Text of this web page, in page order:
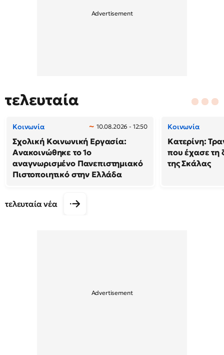
τελευταία
Κοινωνία 10.08.2026 - 12:50
Σχολική Κοινωνική Εργασία:
Ανακοινώθηκε το 1ο
αναγνωρισμένο Πανεπιστημιακό
Πιστοποιητικό στην Ελλάδα
Κοινωνία
Κατερίνη:
που έχασε τη
της Σκάλας
τελευταία νέα